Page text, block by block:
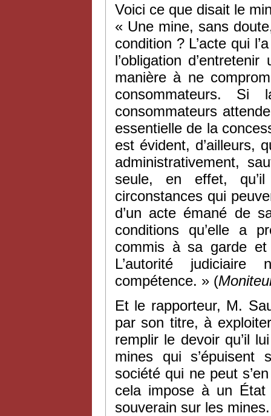
Voici ce que disait le
« Une mine, sans
condition ? L’acte qui
l’obligation
manière à ne
consommateurs.
consommateurs
essentielle de la
est évident, d’ailleurs,
administrativement,
seule, en effet,
circonstances qui
d’un acte émané de
conditions qu’elle a
commis à sa garde et
L’autorité
compétence. » (
Et le rapporteur, M.
par son titre, à
remplir le devoir qu’il
mines qui s’épuisent
société qui ne peut
cela impose à un État
souverain sur les